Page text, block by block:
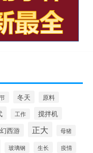
冬天 原料
工作 搅拌机
西游 正大 母猪
玻璃钢 生长 疫情